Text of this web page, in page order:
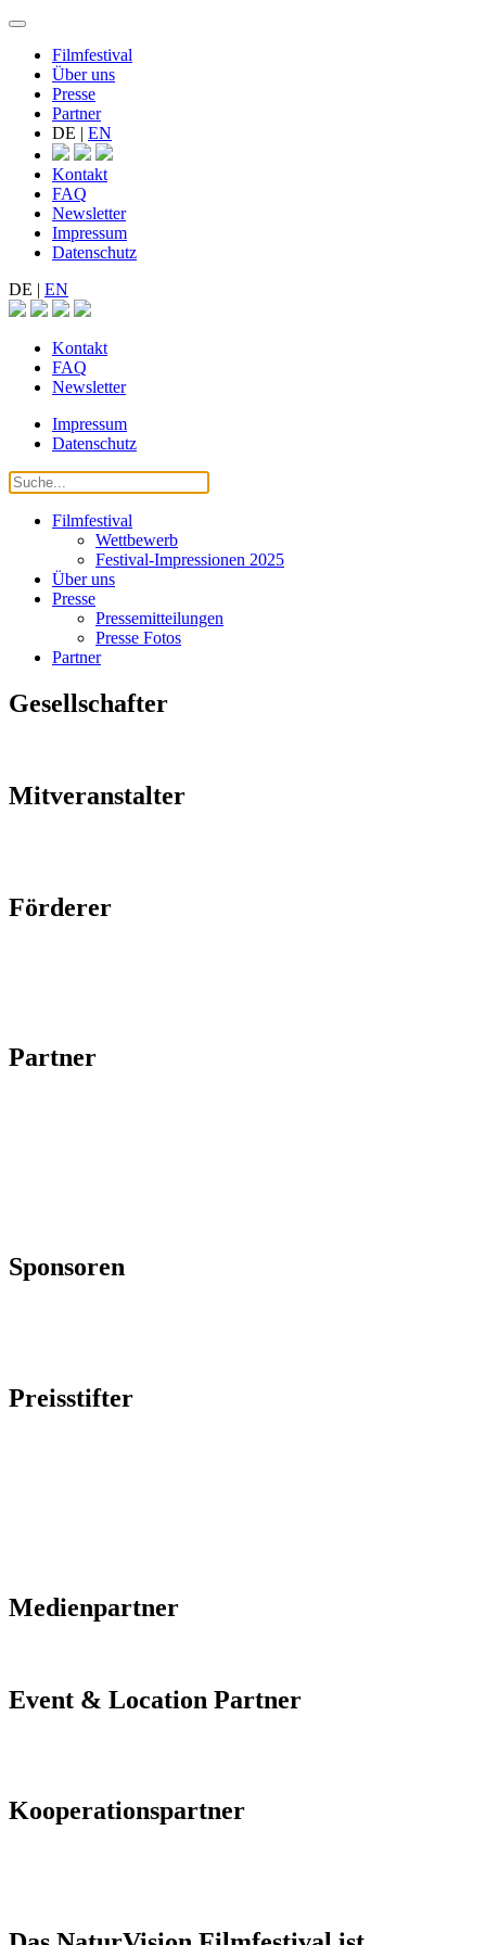
Filmfestival
Über uns
Presse
Partner
DE | EN
Kontakt
FAQ
Newsletter
Impressum
Datenschutz
DE | EN
Kontakt
FAQ
Newsletter
Impressum
Datenschutz
Filmfestival
Wettbewerb
Festival-Impressionen 2025
Über uns
Presse
Pressemitteilungen
Presse Fotos
Partner
Gesellschafter
Mitveranstalter
Förderer
Partner
Sponsoren
Preisstifter
Medienpartner
Event & Location Partner
Kooperationspartner